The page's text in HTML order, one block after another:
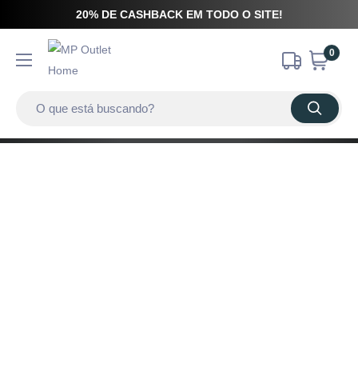
20% DE CASHBACK EM TODO O SITE!
0